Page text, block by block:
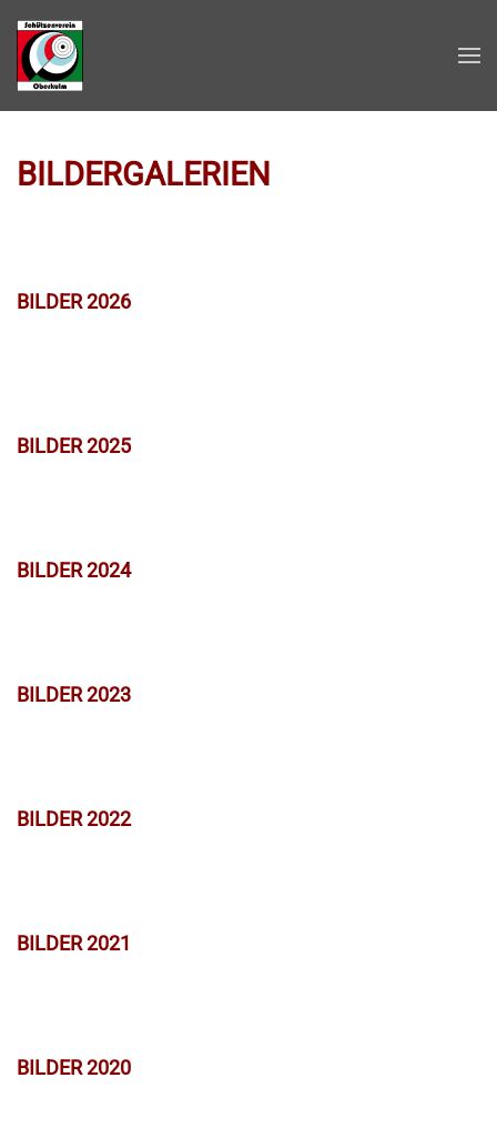
Zum Hauptinhalt springen
BILDERGALERIEN
BILDER 2026
BILDER 2025
BILDER 2024
BILDER 2023
BILDER 2022
BILDER 2021
BILDER 2020